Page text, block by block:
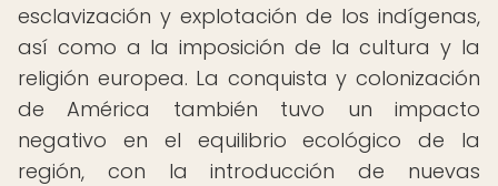
esclavización y explotación de los indígenas,
así como a la imposición de la cultura y la
religión europea. La conquista y colonización
de América también tuvo un impacto
negativo en el equilibrio ecológico de la
región, con la introducción de nuevas